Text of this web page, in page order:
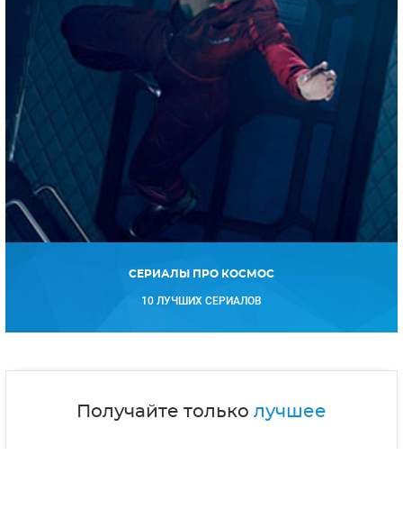
СЕРИАЛЫ ПРО КОСМОС
10 ЛУЧШИХ СЕРИАЛОВ
Получайте только лучшее